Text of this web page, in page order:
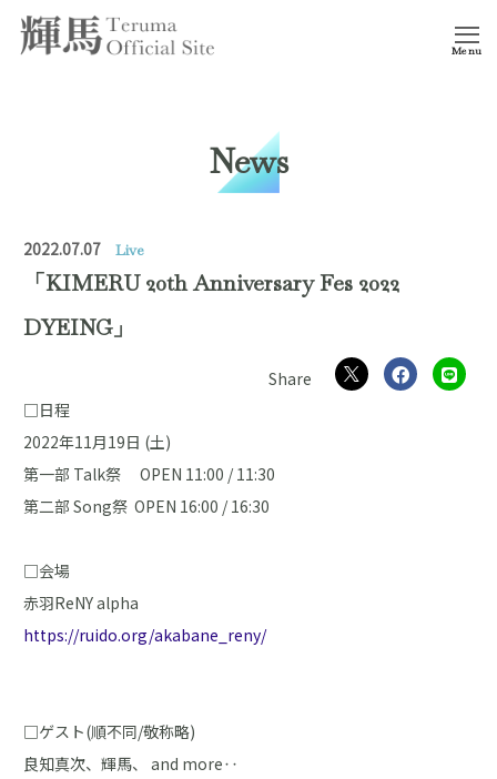
Menu
News
2022.07.07 Live
「KIMERU 20th Anniversary Fes 2022
DYEING」
□日程
2022年11月19日 (土)
第一部 Talk祭 OPEN 11:00 / 11:30
第二部 Song祭 OPEN 16:00 / 16:30
□会場
赤羽ReNY alpha
https://ruido.org/akabane_reny/
□ゲスト(順不同/敬称略)
良知真次、輝馬、 and more‥